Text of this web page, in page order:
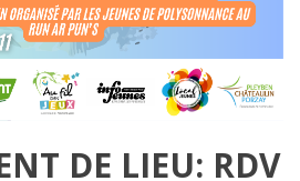
DE LIEU: RDV